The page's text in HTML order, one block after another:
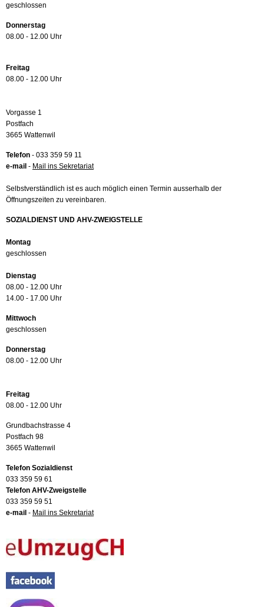
geschlossen
Donnerstag
08.00 - 12.00 Uhr
Freitag
08.00 - 12.00 Uhr
Vorgasse 1
Postfach
3665 Wattenwil
Telefon - 033 359 59 11
e-mail - Mail ins Sekretariat
Selbstverständlich ist es auch möglich einen Termin ausserhalb der
Öffnungszeiten zu vereinbaren.
SOZIALDIENST UND AHV-ZWEIGSTELLE
Montag
geschlossen
Dienstag
08.00 - 12.00 Uhr
14.00 - 17.00 Uhr
Mittwoch
geschlossen
Donnerstag
08.00 - 12.00 Uhr
Freitag
08.00 - 12.00 Uhr
Grundbachstrasse 4
Postfach 98
3665 Wattenwil
Telefon Sozialdienst
033 359 59 61
Telefon AHV-Zweigstelle
033 359 59 51
e-mail - Mail ins Sekretariat